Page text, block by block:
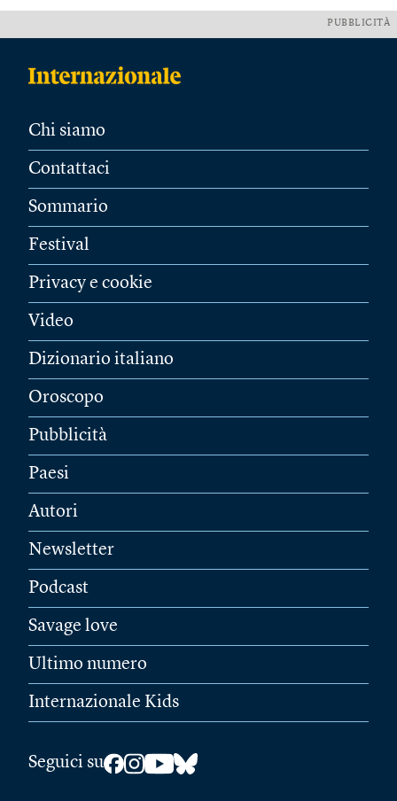
PUBBLICITÀ
Chi siamo
Contattaci
Sommario
Festival
Privacy e cookie
Video
Dizionario italiano
Oroscopo
Pubblicità
Paesi
Autori
Newsletter
Podcast
Savage love
Ultimo numero
Internazionale Kids
Seguici su